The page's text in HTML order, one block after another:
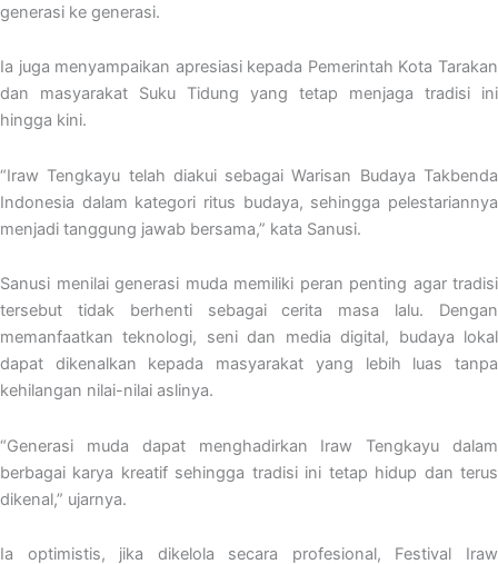
generasi ke generasi.
Ia juga menyampaikan apresiasi kepada Pemerintah Kota Tarakan
dan masyarakat Suku Tidung yang tetap menjaga tradisi ini
hingga kini.
“Iraw Tengkayu telah diakui sebagai Warisan Budaya Takbenda
Indonesia dalam kategori ritus budaya, sehingga pelestariannya
menjadi tanggung jawab bersama,” kata Sanusi.
Sanusi menilai generasi muda memiliki peran penting agar tradisi
tersebut tidak berhenti sebagai cerita masa lalu. Dengan
memanfaatkan teknologi, seni dan media digital, budaya lokal
dapat dikenalkan kepada masyarakat yang lebih luas tanpa
kehilangan nilai-nilai aslinya.
“Generasi muda dapat menghadirkan Iraw Tengkayu dalam
berbagai karya kreatif sehingga tradisi ini tetap hidup dan terus
dikenal,” ujarnya.
Ia optimistis, jika dikelola secara profesional, Festival Iraw